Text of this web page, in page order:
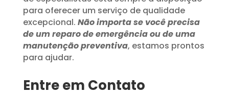
para oferecer um serviço de qualidade
excepcional. Não importa se você precisa
de um reparo de emergência ou de uma
manutenção preventiva, estamos prontos
para ajudar.
Entre em Contato